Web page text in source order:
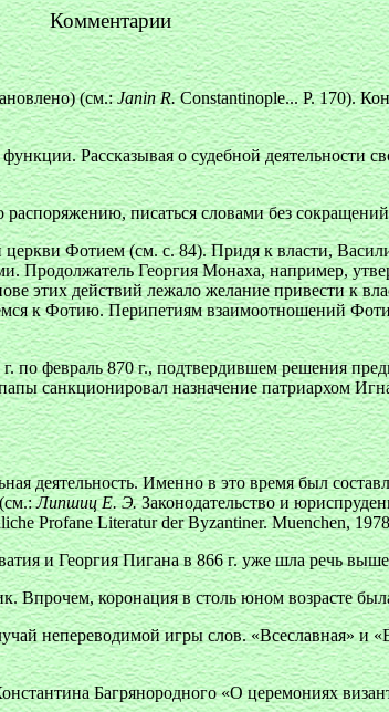
Комментарии
(см.:Janin R.Constantinople... Р. 170).
Рассказывая о судебной деятельности
писаться словами без
Фотием (см. с. 84). Придя к власти,
Георгия Монаха, например,
этих действий лежало желание привести к
к Фотию. Перипетиям взаимоотношений
по февраль 870 г., подтвердившем решения
санкционировал назначение патриархом
деятельность. Именно в это время был
(см.:Липшиц Е. Э.Законодательство и
Profane Literatur der Byzantiner. Muenchen,
и Георгия Пигана в 866 г. уже шла речь
Впрочем, коронация в столь юном возрасте
непереводимой игры слов. «Всеславная»
Багрянородного «О церемониях